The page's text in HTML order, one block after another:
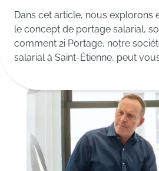
Dans cet article, nous explorons
le concept de portage salarial,
comment 2i Portage, notre
salarial à Saint-Étienne, peut